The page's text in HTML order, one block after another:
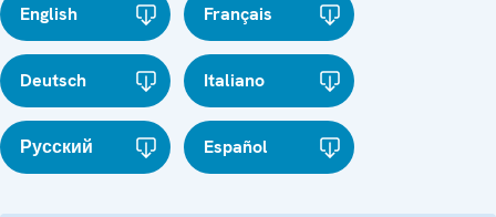
English Français
Deutsch Italiano
Русский Español